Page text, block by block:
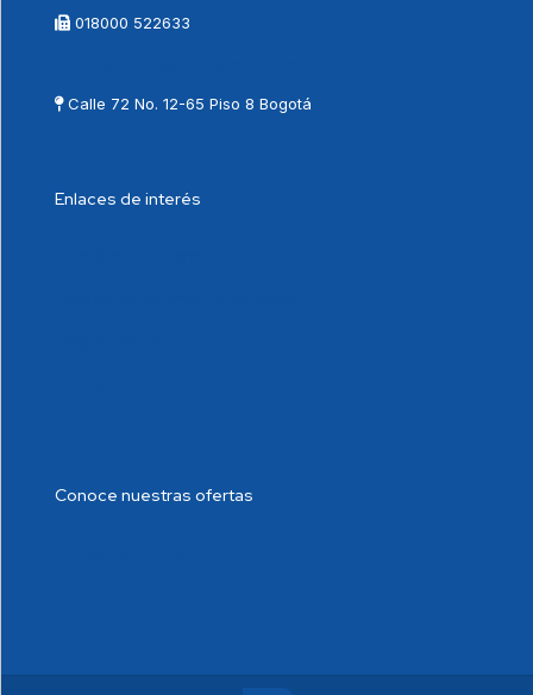
018000 522633
Calle 72 No. 12-65 Piso 8 Bogotá
Enlaces de interés
Conoce nuestras ofertas